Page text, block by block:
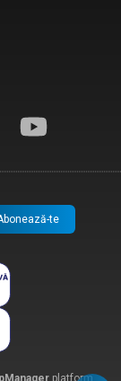
te
platform.